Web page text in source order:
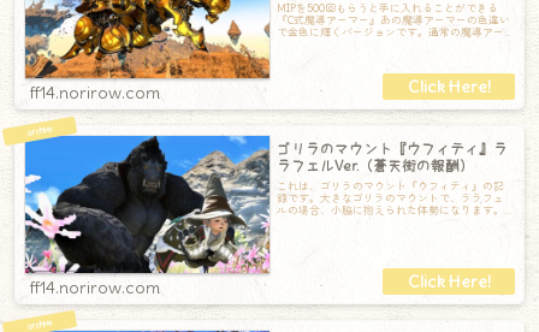
MIPを500回もらうと手に入れることができる
『C式魔導アーマー』あの魔導アーマーの色違い
で金色に輝くバージョンです。通常の魔導アー
ff14.norirow.com
ゴリラのマウント『ウフィティ』ラ
ラフェルVer.（蒼天街の報酬）
これは、ゴリラのマウント『ウフィティ』の記
録です。大きなゴリラのマウントで、ララフェ
ルの場合、小脇に抱えられた体勢になります。
種族によって持ち抱えられ方が違うので、色ん
ff14.norirow.com